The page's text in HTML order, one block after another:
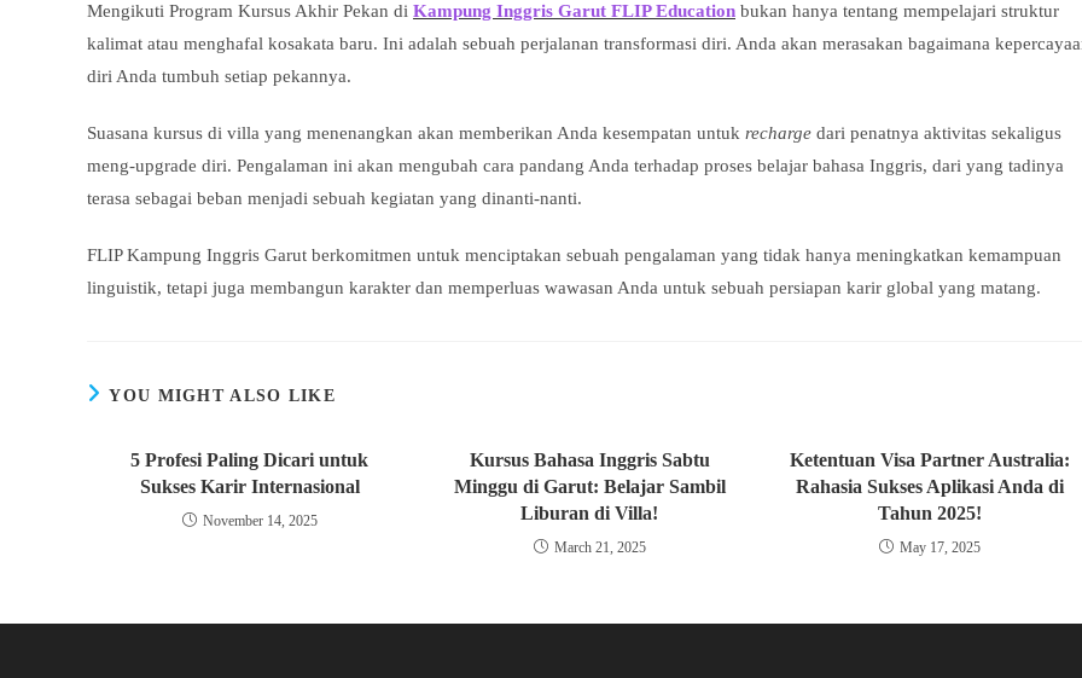
Mengikuti Program Kursus Akhir Pekan di Kampung Inggris Garut FLIP Education bukan hanya tentang mempelajari struktur
kalimat atau menghafal kosakata baru. Ini adalah sebuah perjalanan transformasi diri. Anda akan merasakan bagaimana
diri Anda tumbuh setiap pekannya.
Suasana kursus di villa yang menenangkan akan memberikan Anda kesempatan untuk recharge dari penatnya aktivitas sekaligus
meng-upgrade diri. Pengalaman ini akan mengubah cara pandang Anda terhadap proses belajar bahasa Inggris, dari yang tadinya
terasa sebagai beban menjadi sebuah kegiatan yang dinanti-nanti.
FLIP Kampung Inggris Garut berkomitmen untuk menciptakan sebuah pengalaman yang tidak hanya meningkatkan kemampuan
linguistik, tetapi juga membangun karakter dan memperluas wawasan Anda untuk sebuah persiapan karir global yang matang.
YOU MIGHT ALSO LIKE
5 Profesi Paling Dicari untuk
Sukses Karir Internasional
November 14, 2025
Kursus Bahasa Inggris Sabtu
Minggu di Garut: Belajar Sambil
Liburan di Villa!
March 21, 2025
Ketentuan Visa Partner Australia:
Rahasia Sukses Aplikasi Anda di
Tahun 2025!
May 17, 2025